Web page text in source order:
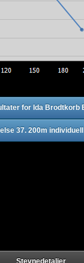
for Ida Brodtkorb
37. 200m
Stevnedetaljer